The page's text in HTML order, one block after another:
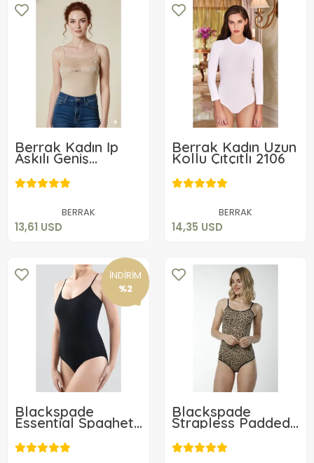
Berrak Kadın İp
Askılı Geniş
Dantelli Badi
BERRAK
13,61 USD
13,61 USD
Berrak Kadın Uzun
Kollu Çıtçıtlı 2106
BERRAK
14,35 USD
14,35 USD
İNDİRİM
%2
Blackspade
Essential Spaghetti
Body 1980
20,00 USD
Blackspade
Strapless Padded
Bra 300338,00 USD